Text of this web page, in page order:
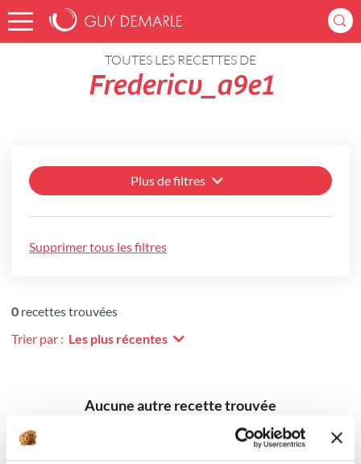
Accueil Recettes
TOUTES LES RECETTES DE
Fredericv_a9e1
Plus de filtres
Supprimer tous les filtres
0 recettes trouvées
Trier par : Les plus récentes
Aucune autre recette trouvée